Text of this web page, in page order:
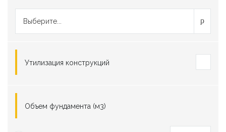
Выберите...
Утилизация конструкций
Объем фундамента (м3)